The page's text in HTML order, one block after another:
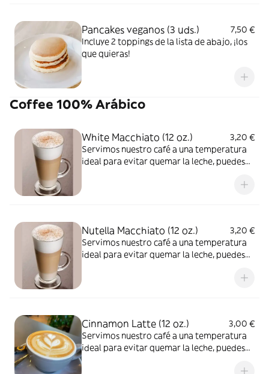
Pancakes veganos (3 uds.)
7,50 €
Incluye 2 toppings de la lista de abajo, ¡los
que quieras!
Coffee 100% Arábico
White Macchiato (12 oz.)
3,20 €
Servimos nuestro café a una temperatura
ideal para evitar quemar la leche, puedes
Nutella Macchiato (12 oz.)
3,20 €
Servimos nuestro café a una temperatura
ideal para evitar quemar la leche, puedes
Cinnamon Latte (12 oz.)
3,00 €
Servimos nuestro café a una temperatura
ideal para evitar quemar la leche, puedes